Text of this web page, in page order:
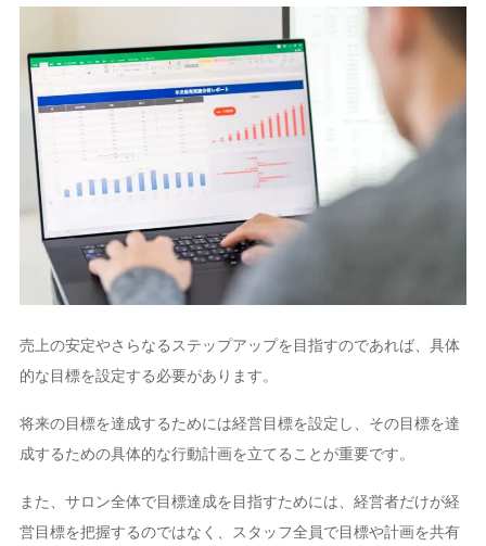
売上の安定やさらなるステップアップを目指すのであれば、具体
的な目標を設定する必要があります。
将来の目標を達成するためには経営目標を設定し、その目標を達
成するための具体的な行動計画を立てることが重要です。
また、サロン全体で目標達成を目指すためには、経営者だけが経
営目標を把握するのではなく、スタッフ全員で目標や計画を共有